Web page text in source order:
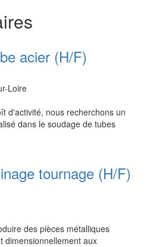
acier (H/F)
Loire
d'activité, nous recherchons un
dans le soudage de tubes
tournage (H/F)
des pièces métalliques
dimensionnellement aux